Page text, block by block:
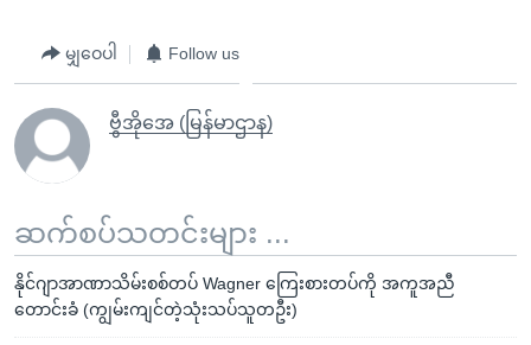
မျှဝေပါ Follow us
ဗွီအိုအေ (မြန်မာဌာန)
ဆက်စပ်သတင်းများ ...
နိုင်ဂျာအာဏာသိမ်းစစ်တပ် Wagner ကြေးစားတပ်ကို အကူအညီ
တောင်းခံ (ကျွမ်းကျင်တဲ့သုံးသပ်သူတဦး)